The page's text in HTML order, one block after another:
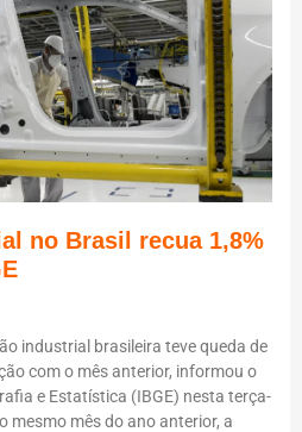
no Brasil recua 1,8%
industrial brasileira teve queda de
com o mês anterior, informou o
e Estatística (IBGE) nesta terça-
mesmo mês do ano anterior, a